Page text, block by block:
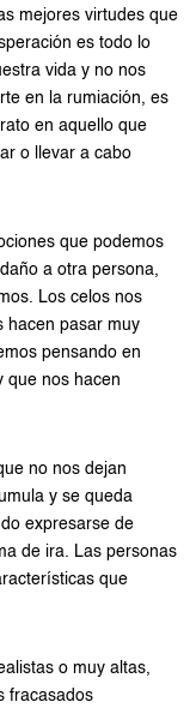
mejores virtudes que
es todo lo
vida y no nos
en la rumiación, es
en aquello que
o llevar a cabo
que podemos
a otra persona,
Los celos nos
hacen pasar muy
pensando en
que nos hacen
no nos dejan
y se queda
expresarse de
de ira. Las personas
que
o muy altas,
fracasados